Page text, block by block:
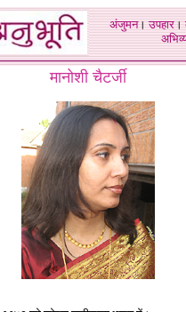
अंजुमन।उपहार।
मानोशी चैटर्जी